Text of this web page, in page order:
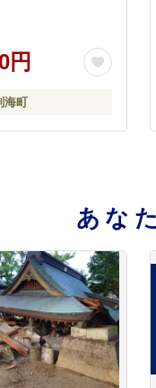
円
海町
あな